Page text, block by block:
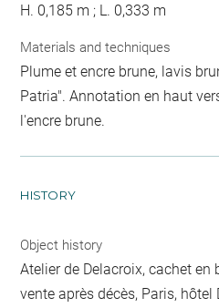
H. 0,185 m ; L. 0,333 m
Materials and techniques
Plume et encre brune, lavis
Patria". Annotation en haut
l'encre brune.
HISTORY
Object history
Atelier de Delacroix, cachet en
vente après décès, Paris,